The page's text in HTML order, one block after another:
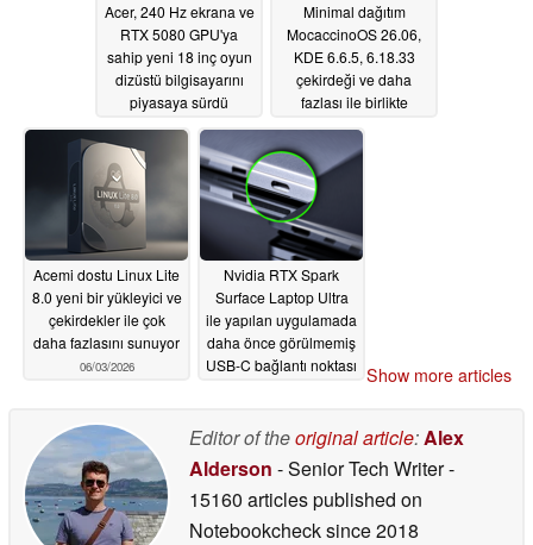
Acer, 240 Hz ekrana ve
RTX 5080 GPU'ya
sahip yeni 18 inç oyun
dizüstü bilgisayarını
piyasaya sürdü
06/04/2026
Minimal dağıtım
MocaccinoOS 26.06,
KDE 6.6.5, 6.18.33
çekirdeği ve daha
fazlası ile birlikte
06/03/2026
Acemi dostu Linux Lite
8.0 yeni bir yükleyici ve
çekirdekler ile çok
daha fazlasını sunuyor
06/03/2026
Nvidia RTX Spark
Surface Laptop Ultra
ile yapılan uygulamada
daha önce görülmemiş
USB-C bağlantı noktası Show more articles
Editor of theoriginal article:Alex
Alderson - Senior Tech Writer-
15160 articles published on
Notebookchecksince 2018